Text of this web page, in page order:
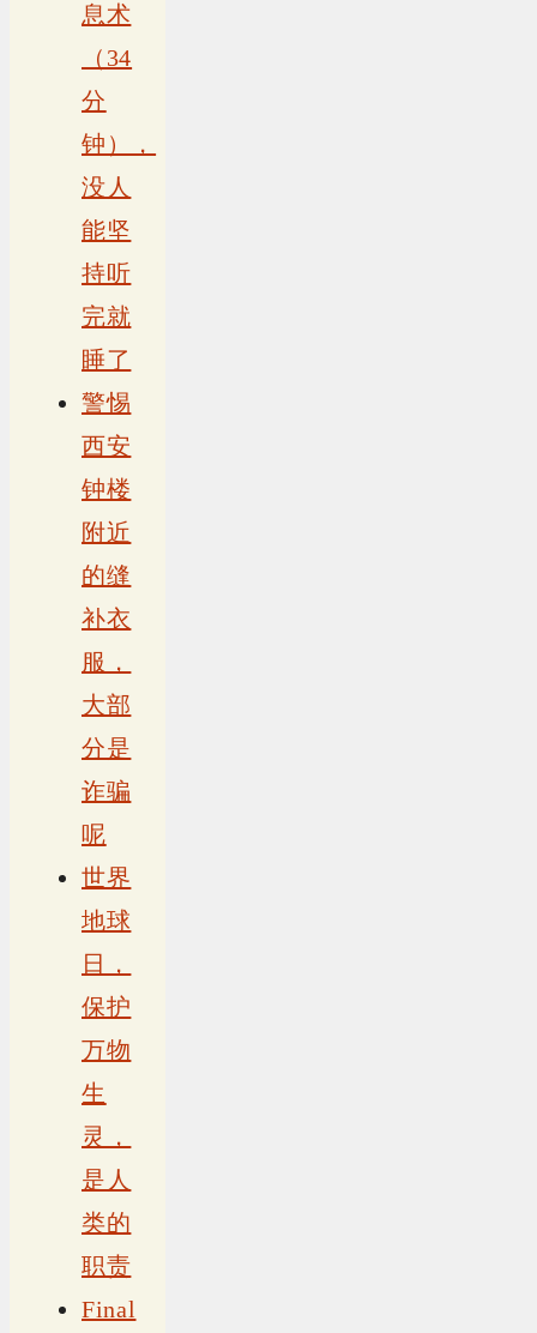
息术
（34
分
钟），
没人
能坚
持听
完就
睡了
警惕
西安
钟楼
附近
的缝
补衣
服，
大部
分是
诈骗
呢
世界
地球
日，
保护
万物
生
灵，
是人
类的
职责
Final